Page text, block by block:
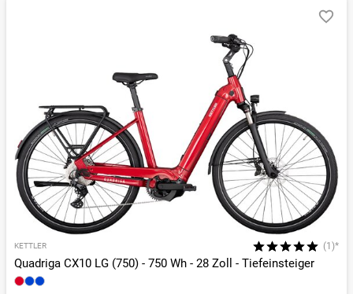
KETTLER (1)*
Quadriga CX10 LG (750) - 750 Wh - 28 Zoll - Tiefeinsteiger